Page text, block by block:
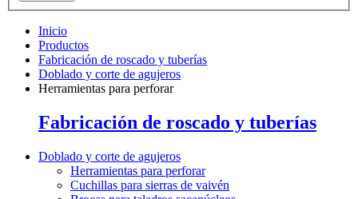
Inicio
Productos
Fabricación de roscado y tuberías
Doblado y corte de agujeros
Herramientas para perforar
Fabricación de roscado y tuberías
Doblado y corte de agujeros
Herramientas para perforar
Cuchillas para sierras de vaivén